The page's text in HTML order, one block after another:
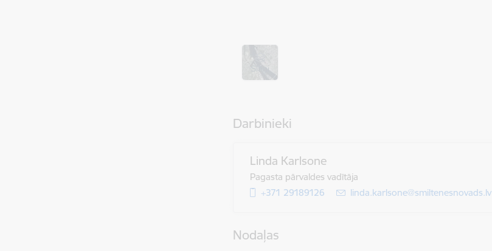
Darbinieki
Linda Karlsone
Pagasta pārvaldes vadītāja
+371 29189126
E-pasts:
linda.karlsone@smiltenesnovads.lv
Nodaļas